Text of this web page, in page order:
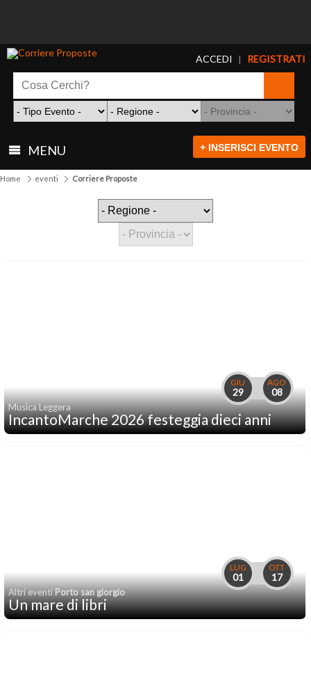
ACCEDI | REGISTRATI
MENU + INSERISCI EVENTO
Home eventi Corriere Proposte
GIU
29
AGO
08
Musica Leggera
IncantoMarche 2026 festeggia dieci anni
LUG
01
OTT
17
Altri eventiPorto san giorgio
Un mare di libri